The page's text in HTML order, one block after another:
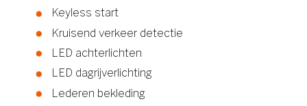
Keyless start
Kruisend verkeer detectie
LED achterlichten
LED dagrijverlichting
Lederen bekleding